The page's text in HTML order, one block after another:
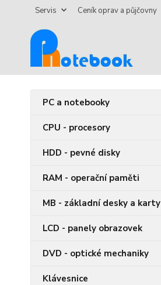
Servis Ceník oprav a půjčovny
PC a notebooky
CPU - procesory
HDD - pevné disky
RAM - operační paměti
MB - základní desky a karty
LCD - panely obrazovek
DVD - optické mechaniky
Klávesnice